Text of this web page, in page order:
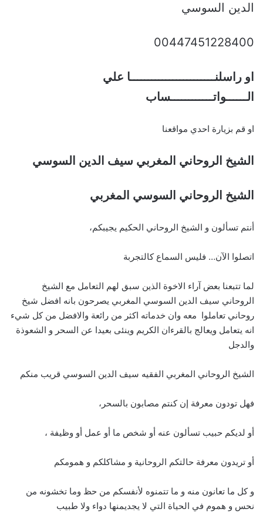
الدين السوسي
00447451228400
او راسلنــــــــــــــــــــــــا علي
الــــــواتــــــــــــساب
او قم بزيارة احدي مواقعنا
الشيخ الروحاني المغربي سيف الدين السوسي
الشيخ الروحاني السوسي المغربي
أنتم تسألون و الشيخ الروحاني الحكيم يجيبكم،
اتصلوا الآن… فليس السماع كالتجربة
لما تتبعنا بعض آراء الاخوة الذين سبق لهم التعامل مع الشيخ
الروحاني سيف الدين السوسي المغربي يصرحون بانه افضل شيخ
روحاني تعاملوا معه وان خدماته اكثر من رائعة والافضل من كل شيء
انه يتعامل ويعالج بالقرءان الكريم وينئى بعيدا عن السحر و الشعوذة
والدجل
الشيخ الروحاني المغربي الفقيه سيف الدين السوسي قريب منكم
فهل تودون معرفة إن كنتم مصابون بالسحر،
أو لديكم حبيب تسألون عنه أو شخص ما أو عمل أو وظيفة ،
أو تريدون معرفة حالتكم الروحانية و مشاكلكم و همومكم
و كل ما تعانون منه و ما تتمنوه لأنفسكم من حظ وما تخشونه من
نحس و هموم في الحياة التي لا يجديمنها دواء ولا طبيب